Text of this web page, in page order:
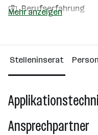
Berufserfahrung
Über das Unternehmen
Wien
Mehr anzeigen
Stelleninserat
Ansprechpartner